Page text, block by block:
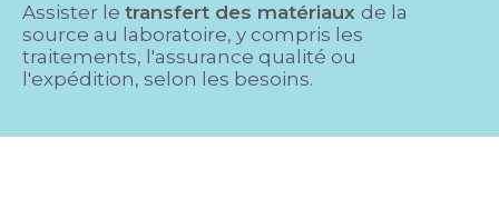
Assister le transfert des matériaux de la
source au laboratoire, y compris les
traitements, l'assurance qualité ou
l'expédition, selon les besoins.